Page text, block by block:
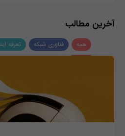
آخرین مطالب
همه فناوری شبکه تعرفه